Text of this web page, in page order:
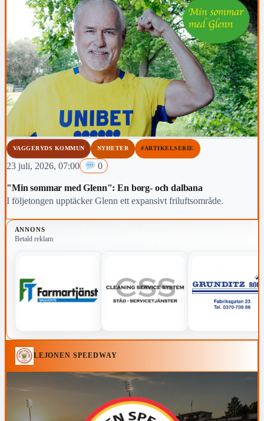
VAGGERYDS KOMMUN NYHETER #ARTIKELSERIE
23 juli, 2026, 07:00 0
"Min sommar med Glenn": En borg- och dalbana
I följetongen upptäcker Glenn ett expansivt friluftsområde.
ANNONS
Betald reklam
LEJONEN SPEEDWAY